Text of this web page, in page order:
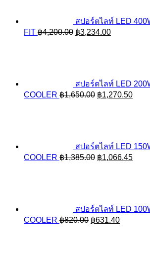
สปอร์ตไลท์ LED
FIT ฿4,200.00 Original
฿3,234.00Current
สปอร์ตไลท์ LED
COOLER ฿1,650.00 Original
฿1,270.50
สปอร์ตไลท์ LED
COOLER ฿1,385.00 Original
฿1,066.45
สปอร์ตไลท์ LED
COOLER ฿820.00 Original
฿631.40Current